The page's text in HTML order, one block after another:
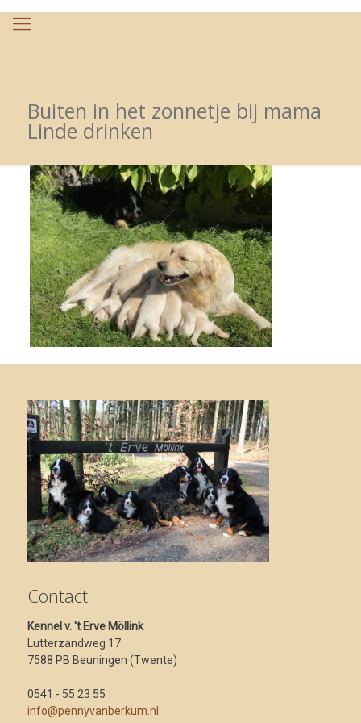
Buiten in het zonnetje bij mama
Linde drinken
Contact
Kennel v. 't Erve Möllink
Lutterzandweg 17
7588 PB Beuningen (Twente)
0541 - 55 23 55
info@pennyvanberkum.nl